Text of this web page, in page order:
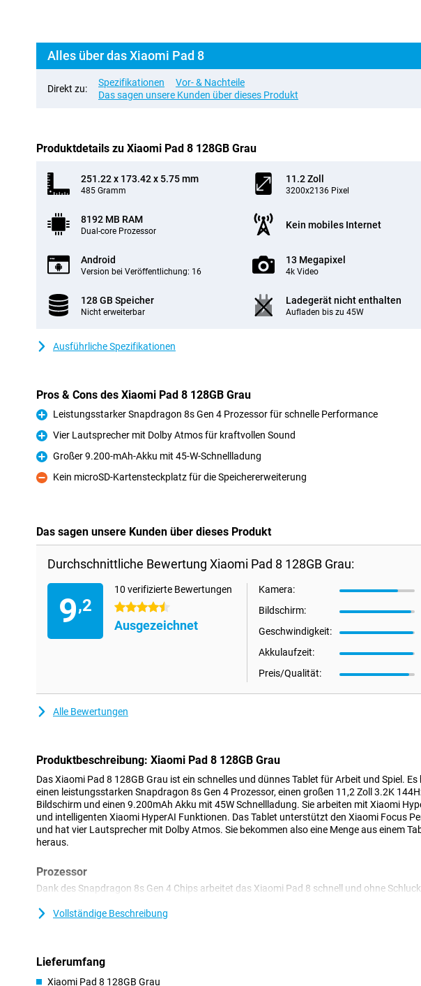
Alles über das Xiaomi Pad 8
Direkt zu:
Spezifikationen
Vor- & Nachteile
Das sagen unsere Kunden über dieses Produkt
Produktdetails zu Xiaomi Pad 8 128GB Grau
251.22 x 173.42 x 5.75 mm
485 Gramm
11.2 Zoll
3200x2136 Pixel
8192 MB RAM
Dual-core Prozessor
Kein mobiles Internet
Android
Version bei Veröffentlichung: 16
13 Megapixel
4k Video
128 GB Speicher
Nicht erweiterbar
Ladegerät nicht enthalten
Aufladen bis zu 45W
Ausführliche Spezifikationen
Pros & Cons des Xiaomi Pad 8 128GB Grau
Pro
Leistungsstarker Snapdragon 8s Gen 4 Prozessor für schnelle Performance
Pro
Vier Lautsprecher mit Dolby Atmos für kraftvollen Sound
Pro
Großer 9.200-mAh-Akku mit 45-W-Schnellladung
Kontra
Kein microSD-Kartensteckplatz für die Speichererweiterung
Das sagen unsere Kunden über dieses Produkt
Durchschnittliche Bewertung Xiaomi Pad 8 128GB Grau:
9,2
10 verifizierte Bewertungen
4.5 Sterne
Ausgezeichnet
Kamera:
Bildschirm:
Geschwindigkeit:
Akkulaufzeit:
Preis/Qualität:
Alle Bewertungen
Produktbeschreibung: Xiaomi Pad 8 128GB Grau
Das Xiaomi Pad 8 128GB Grau ist ein schnelles und dünnes Tablet für Arbeit und Spiel. Es
einen leistungsstarken Snapdragon 8s Gen 4 Prozessor, einen großen 11,2 Zoll 3.2K
Bildschirm und einen 9.200mAh Akku mit 45W Schnellladung. Sie arbeiten mit Xiaomi
und intelligenten Xiaomi HyperAI Funktionen. Das Tablet unterstützt den Xiaomi Focus
und hat vier Lautsprecher mit Dolby Atmos. Sie bekommen also eine Menge aus einem
heraus.
Prozessor
Dank des Snapdragon 8s Gen 4 Chips arbeitet das Xiaomi Pad 8 schnell und ohne
spielen, eine Serie ansehen oder an einem Dokument arbeiten, alles läuft reibungslos. Der
Großer und heller Bildschirm
Vollständige Beschreibung
Lieferumfang
Xiaomi Pad 8 128GB Grau